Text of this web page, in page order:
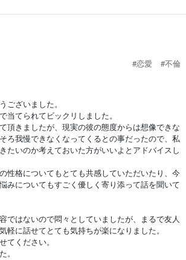
#恋愛
#不倫
ございました。
当てられてビックリしました。
頂きましたが、現実の彼の態度からは想像できな
ろ我慢できなくなってくるとの事だったので、私
たいのか考えておいた方がいいよとアドバイスし
性格についてもとても共感していただいたり、今
みについてもすごく優しく寄り添って話を聞いて
ではないので悶々としていましたが、まるで友人
軽に話せてとても気持ちが楽になりました。
てください。
。